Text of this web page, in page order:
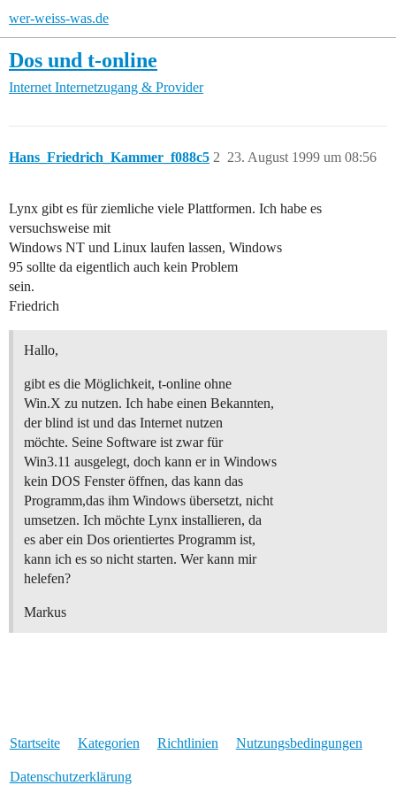
wer-weiss-was.de
Dos und t-online
Internet Internetzugang & Provider
Hans_Friedrich_Kammer_f088c5 23. August 1999 um 08:56
2
Lynx gibt es für ziemliche viele Plattformen. Ich habe es
versuchsweise mit
Windows NT und Linux laufen lassen, Windows
95 sollte da eigentlich auch kein Problem
sein.
Friedrich
Hallo,
gibt es die Möglichkeit, t-online ohne
Win.X zu nutzen. Ich habe einen Bekannten,
der blind ist und das Internet nutzen
möchte. Seine Software ist zwar für
Win3.11 ausgelegt, doch kann er in Windows
kein DOS Fenster öffnen, das kann das
Programm,das ihm Windows übersetzt, nicht
umsetzen. Ich möchte Lynx installieren, da
es aber ein Dos orientiertes Programm ist,
kann ich es so nicht starten. Wer kann mir
helefen?
Markus
Startseite Kategorien Richtlinien Nutzungsbedingungen
Datenschutzerklärung